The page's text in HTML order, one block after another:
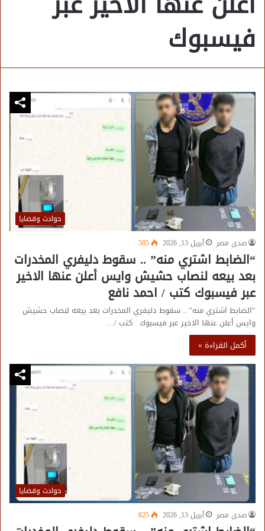
فيسبوك
حوادث وقضايا
صدى مصر
أبريل 13, 2026 585
“الضابط اشتري منه” .. سقوط دليفري المخدرات
بعد بيعه لنصاب حشيش وايس أعلن عنها الاخير
عبر فيسبوك كتب / احمد نافع
“الضابط اشتري منه” .. سقوط دليفري المخدرات بعد بيعه لنصاب حشيش
وايس أعلن عنها الاخير عبر فيسبوك كتب /…
أكمل القراءة »
حوادث وقضايا
صدى مصر
أبريل 13, 2026 825